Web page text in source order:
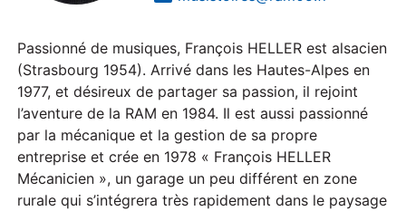
Passionné de musiques, François HELLER est alsacien
(Strasbourg 1954). Arrivé dans les Hautes-Alpes en
1977, et désireux de partager sa passion, il rejoint
l’aventure de la RAM en 1984. Il est aussi passionné
par la mécanique et la gestion de sa propre
entreprise et crée en 1978 « François HELLER
Mécanicien », un garage un peu différent en zone
rurale qui s’intégrera très rapidement dans le paysage